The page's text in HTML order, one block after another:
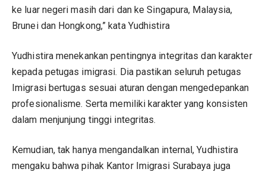
ke luar negeri masih dari dan ke Singapura, Malaysia,
Brunei dan Hongkong,” kata Yudhistira
Yudhistira menekankan pentingnya integritas dan karakter
kepada petugas imigrasi. Dia pastikan seluruh petugas
Imigrasi bertugas sesuai aturan dengan mengedepankan
profesionalisme. Serta memiliki karakter yang konsisten
dalam menjunjung tinggi integritas.
Kemudian, tak hanya mengandalkan internal, Yudhistira
mengaku bahwa pihak Kantor Imigrasi Surabaya juga